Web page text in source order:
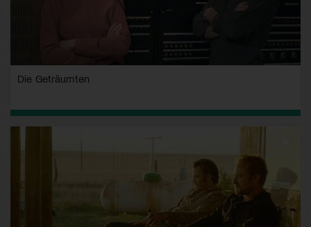
Die Geträumten